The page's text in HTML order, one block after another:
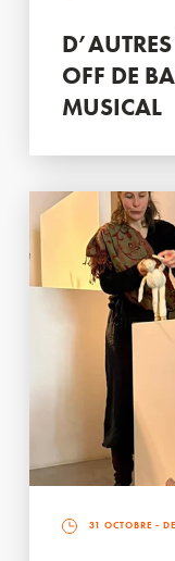
OFF DE
MUSICAL
31 OCTOBRE -